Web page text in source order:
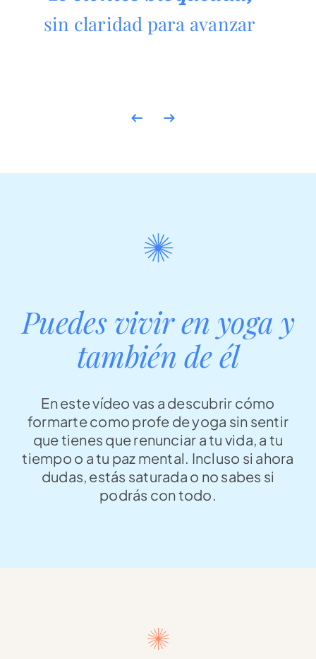
Previous
sin claridad para avanzar
Next
Puedes vivir en yoga y
también de él
En este vídeo vas a descubrir cómo
formarte como profe de yoga sin sentir
que tienes que renunciar a tu vida, a tu
tiempo o a tu paz mental. Incluso si ahora
dudas, estás saturada o no sabes si
podrás con todo.